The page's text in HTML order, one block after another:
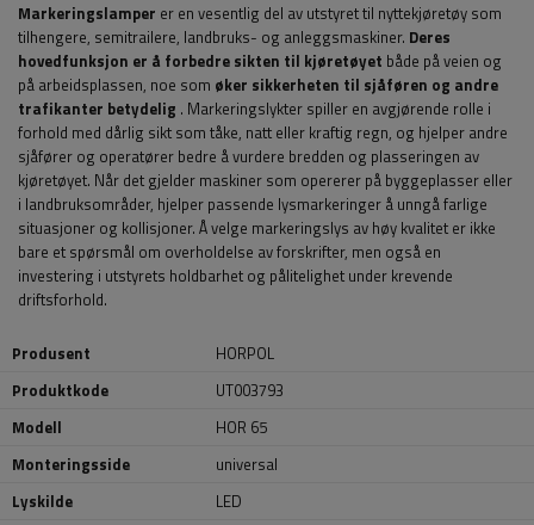
Markeringslamper er en vesentlig del av utstyret til nyttekjøretøy som
tilhengere, semitrailere, landbruks- og anleggsmaskiner. Deres
hovedfunksjon er å forbedre sikten til kjøretøyet både på veien og
på arbeidsplassen, noe som øker sikkerheten til sjåføren og andre
trafikanter betydelig . Markeringslykter spiller en avgjørende rolle i
forhold med dårlig sikt som tåke, natt eller kraftig regn, og hjelper andre
sjåfører og operatører bedre å vurdere bredden og plasseringen av
kjøretøyet. Når det gjelder maskiner som opererer på byggeplasser eller
i landbruksområder, hjelper passende lysmarkeringer å unngå farlige
situasjoner og kollisjoner. Å velge markeringslys av høy kvalitet er ikke
bare et spørsmål om overholdelse av forskrifter, men også en
investering i utstyrets holdbarhet og pålitelighet under krevende
driftsforhold.
Produsent
HORPOL
Produktkode
UT003793
Modell
HOR 65
Monteringsside
universal
Lyskilde
LED